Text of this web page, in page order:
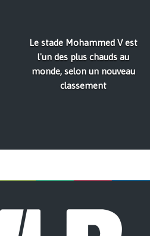
Le stade Mohammed V est
l'un des plus chauds au
monde, selon un nouveau
classement